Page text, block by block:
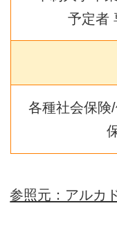
予定者
各種社会保険
参照元：アルカ